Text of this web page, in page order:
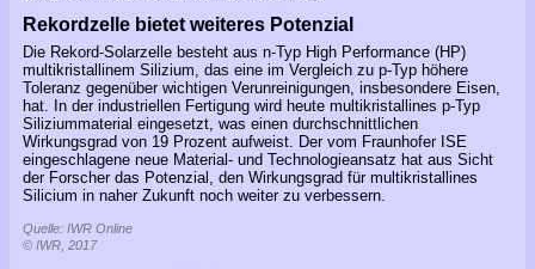
Rekordzelle bietet weiteres Potenzial
Die Rekord-Solarzelle besteht aus n-Typ High Performance (HP)
multikristallinem Silizium, das eine im Vergleich zu p-Typ höhere
Toleranz gegenüber wichtigen Verunreinigungen, insbesondere Eisen,
hat. In der industriellen Fertigung wird heute multikristallines p-Typ
Siliziummaterial eingesetzt, was einen durchschnittlichen
Wirkungsgrad von 19 Prozent aufweist. Der vom Fraunhofer ISE
eingeschlagene neue Material- und Technologieansatz hat aus Sicht
der Forscher das Potenzial, den Wirkungsgrad für multikristallines
Silicium in naher Zukunft noch weiter zu verbessern.
Quelle: IWR Online
© IWR, 2017